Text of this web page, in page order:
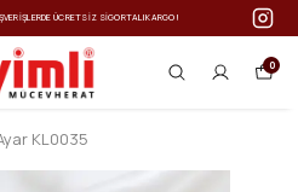
ÜCRETSIZ SIGORTALI KARGO!
0
KL0035